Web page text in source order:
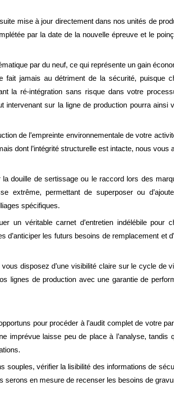
mise à jour directement dans nos unités de
par la date de la nouvelle épreuve et le
par du neuf, ce qui représente un gain
fait jamais au détriment de la sécurité, puisque
la ré-intégration sans risque dans votre
sur la ligne de production pourra ainsi
de l’empreinte environnementale de votre
dont l’intégrité structurelle est intacte, nous vous
douille de sertissage ou le raccord lors des
extrême, permettant de superposer ou
spécifiques.
un véritable carnet d’entretien indélébile pour
les futurs besoins de remplacement et
disposez d’une visibilité claire sur le cycle de
lignes de production avec une garantie de
pour procéder à l’audit complet de votre
imprévue laisse peu de place à l’analyse, tandis
souples, vérifier la lisibilité des informations de
serons en mesure de recenser les besoins de